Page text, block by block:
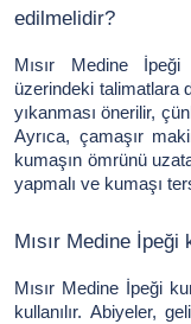
edilmelidir?
Mısır Medine
üzerindeki talimatlara
yıkanması önerilir,
Ayrıca, çamaşır
kumaşın ömrünü
yapmalı ve kumaşı
Mısır Medine İpeği
Mısır Medine İpeği
kullanılır. Abiyeler,